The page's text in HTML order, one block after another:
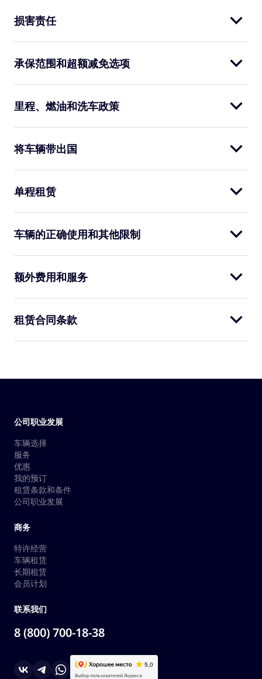
损害责任
承保范围和超额减免选项
里程、燃油和洗车政策
将车辆带出国
单程租赁
车辆的正确使用和其他限制
额外费用和服务
租赁合同条款
公司职业发展
车辆选择
服务
优惠
我的预订
租赁条款和条件
公司职业发展
商务
特许经营
车辆租赁
长期租赁
会员计划
联系我们
8 (800) 700-18-38